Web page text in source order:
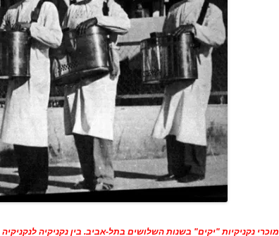
מוכרי נקניקיות "יקים" בשנות השלושים בתל-אביב. בין נקניקיה